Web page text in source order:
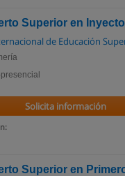
Superior en
de Educación
Solicita información
Superior en